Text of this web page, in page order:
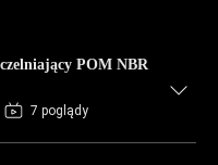
POM NBR
7 poglądy